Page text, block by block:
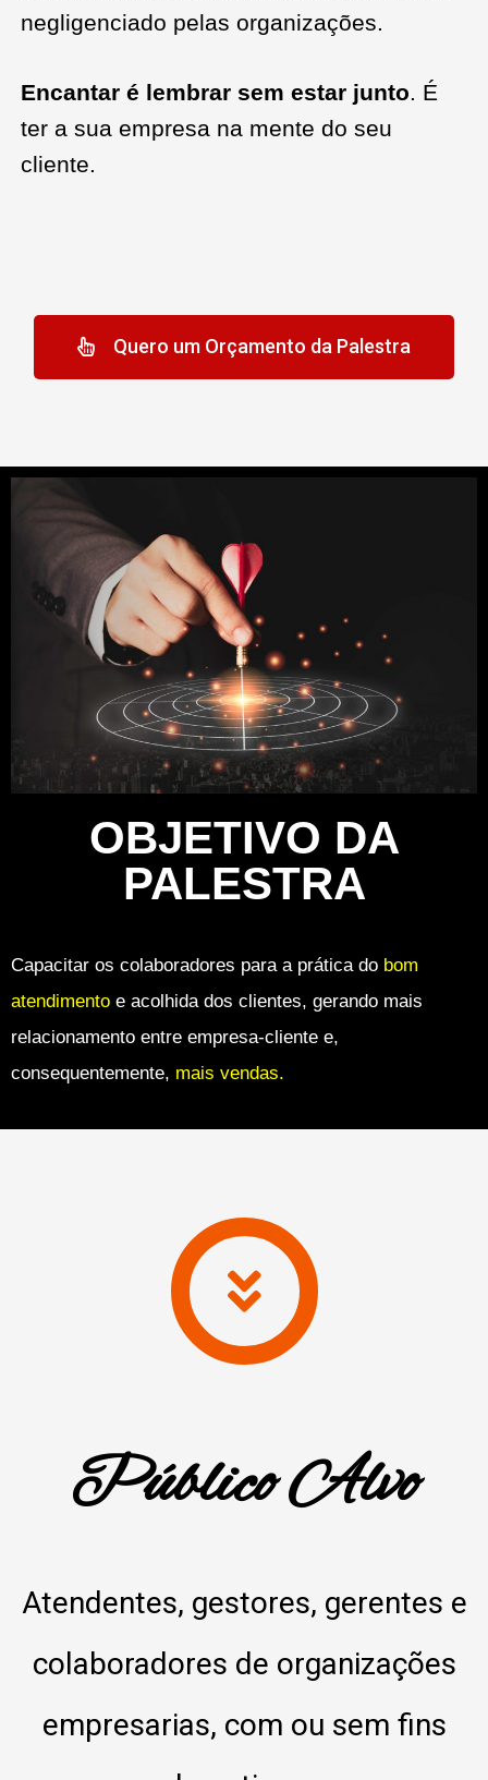
negligenciado pelas organizações.
Encantar é lembrar sem estar junto. É
ter a sua empresa na mente do seu
cliente.
Quero um Orçamento da Palestra
OBJETIVO DA
PALESTRA
Capacitar os colaboradores para a prática do bom
atendimento e acolhida dos clientes, gerando mais
relacionamento entre empresa-cliente e,
consequentemente, mais vendas.
Público Alvo
Atendentes, gestores, gerentes e
colaboradores de organizações
empresarias, com ou sem fins